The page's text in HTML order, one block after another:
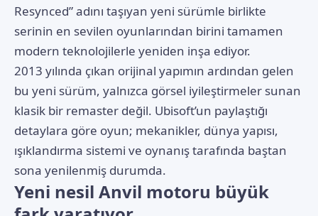
Resynced” adını taşıyan yeni sürümle birlikte
serinin en sevilen oyunlarından birini tamamen
modern teknolojilerle yeniden inşa ediyor.
2013 yılında çıkan orijinal yapımın ardından gelen
bu yeni sürüm, yalnızca görsel iyileştirmeler sunan
klasik bir remaster değil. Ubisoft’un paylaştığı
detaylara göre oyun; mekanikler, dünya yapısı,
ışıklandırma sistemi ve oynanış tarafında baştan
sona yenilenmiş durumda.
Yeni nesil Anvil motoru büyük